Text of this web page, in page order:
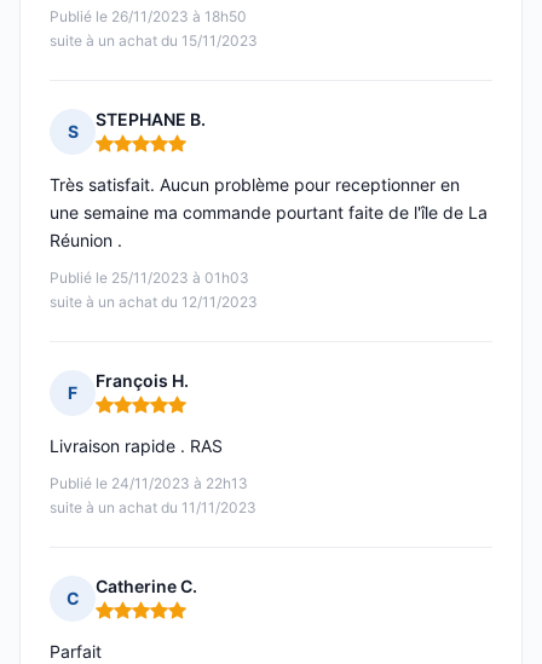
Publié le 26/11/2023 à 18h50
suite à un achat du 15/11/2023
S
STEPHANE B.
Note : 5 sur 5
Publié le 25/11/2023 à 01h03
suite à un achat du 12/11/2023
Très satisfait. Aucun problème pour receptionner en
une semaine ma commande pourtant faite de l'île de La
Réunion .
F
François H.
Note : 5 sur 5
Publié le 24/11/2023 à 22h13
suite à un achat du 11/11/2023
Livraison rapide . RAS
C
Catherine C.
Note : 5 sur 5
Parfait